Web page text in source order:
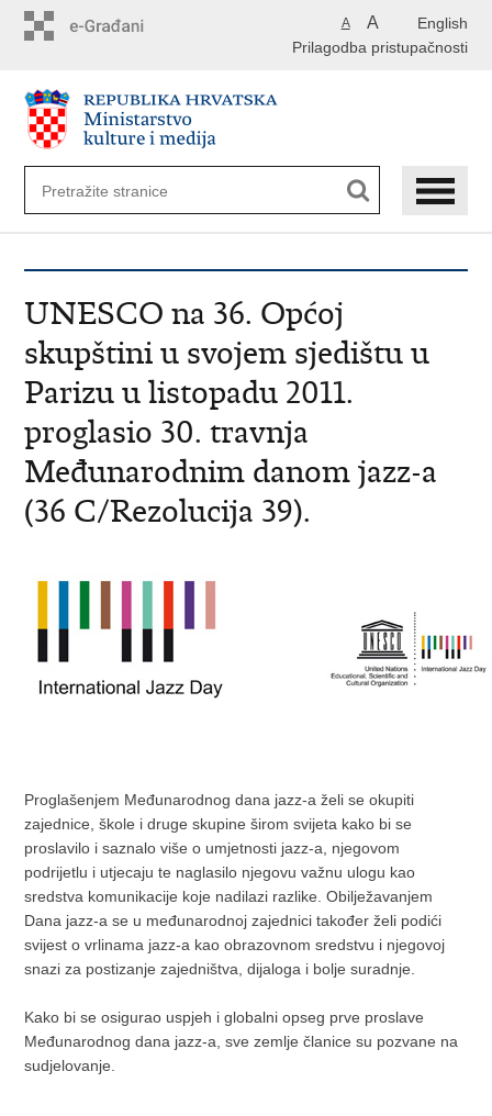
English
A A
Prilagodba pristupačnosti
UNESCO na 36. Općoj
skupštini u svojem sjedištu u
Parizu u listopadu 2011.
proglasio 30. travnja
Međunarodnim danom jazz-a
(36 C/Rezolucija 39).
Proglašenjem Međunarodnog dana jazz-a želi se okupiti
zajednice, škole i druge skupine širom svijeta kako bi se
proslavilo i saznalo više o umjetnosti jazz-a, njegovom
podrijetlu i utjecaju te naglasilo njegovu važnu ulogu kao
sredstva komunikacije koje nadilazi razlike. Obilježavanjem
Dana jazz-a se u međunarodnoj zajednici također želi podići
svijest o vrlinama jazz-a kao obrazovnom sredstvu i njegovoj
snazi za postizanje zajedništva, dijaloga i bolje suradnje.
Kako bi se osigurao uspjeh i globalni opseg prve proslave
Međunarodnog dana jazz-a, sve zemlje članice su pozvane na
sudjelovanje.